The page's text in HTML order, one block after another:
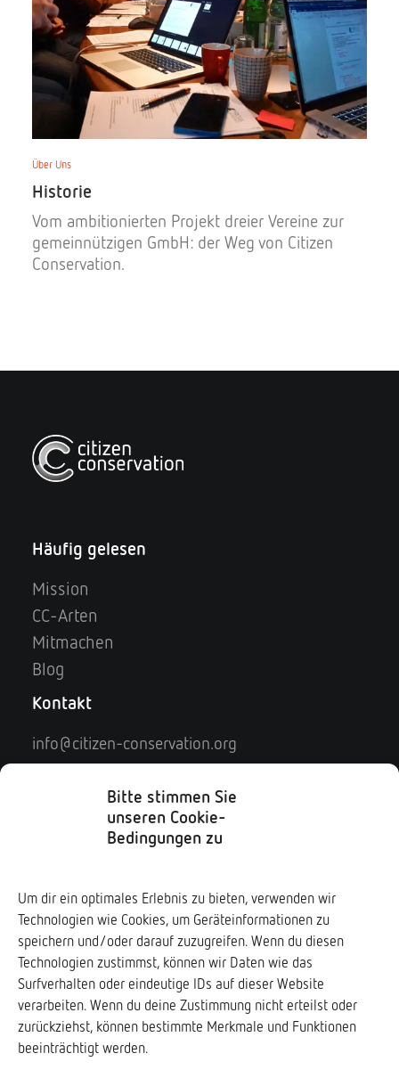
Bitte stimmen Sie
unseren Cookie-
Bedingungen zu
Um dir ein optimales Erlebnis zu bieten, verwenden wir
Technologien wie Cookies, um Geräteinformationen zu
speichern und/oder darauf zuzugreifen. Wenn du diesen
Technologien zustimmst, können wir Daten wie das
Surfverhalten oder eindeutige IDs auf dieser Website
verarbeiten. Wenn du deine Zustimmung nicht erteilst oder
zurückziehst, können bestimmte Merkmale und Funktionen
beeinträchtigt werden.
Über Uns
Historie
Vom ambitionierten Projekt dreier Vereine zur
gemeinnützigen GmbH: der Weg von Citizen
Conservation.
Häufig gelesen
Mission
CC-Arten
Mitmachen
Blog
Kontakt
info@citizen-conservation.org
Kontaktformular
Impressum
Datenschutz
Downloads ↓
Frogs & Friends e.V.